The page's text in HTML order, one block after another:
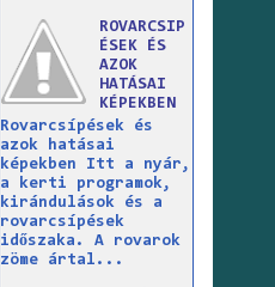
ROVARCSIP
ÉSEK ÉS
AZOK
HATÁSAI
KÉPEKBEN
Rovarcsípések és
azok hatásai
képekben Itt a nyár,
a kerti programok,
kirándulások és a
rovarcsípések
időszaka. A rovarok
zöme ártal...